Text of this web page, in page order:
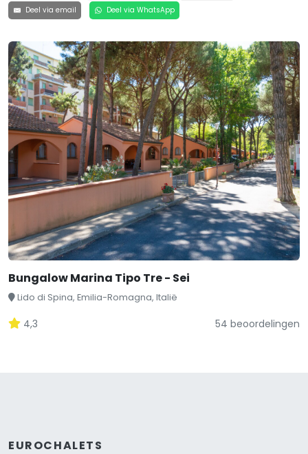
Deel via email
Deel via WhatsApp
Bungalow Marina Tipo Tre - Sei
Lido di Spina, Emilia-Romagna, Italië
4,3 54 beoordelingen
EUROCHALETS